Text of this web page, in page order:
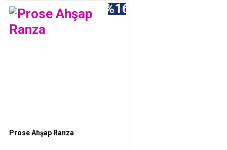
%16
Prose Ahşap Ranza